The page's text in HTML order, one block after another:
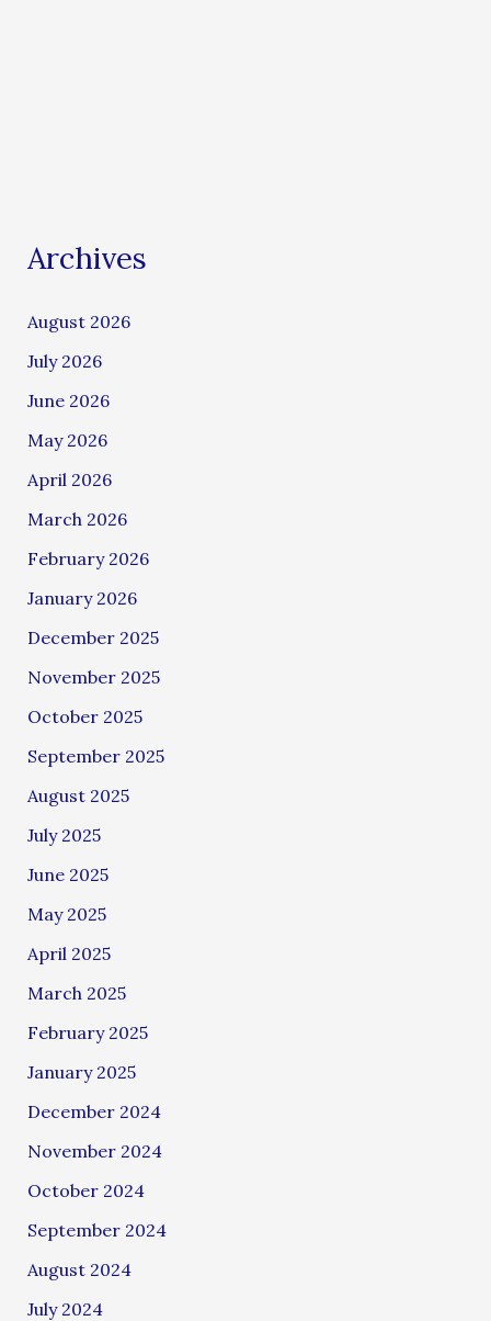
Archives
August 2026
July 2026
June 2026
May 2026
April 2026
March 2026
February 2026
January 2026
December 2025
November 2025
October 2025
September 2025
August 2025
July 2025
June 2025
May 2025
April 2025
March 2025
February 2025
January 2025
December 2024
November 2024
October 2024
September 2024
August 2024
July 2024